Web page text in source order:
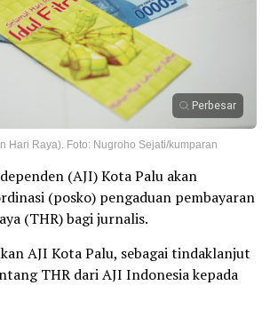
Perbesar
Hari Raya). Foto: Nugroho Sejati/kumparan
(AJI) Kota Palu akan
(posko) pengaduan pembayaran
(THR) bagi jurnalis.
AJI Kota Palu, sebagai tindaklanjut
THR dari AJI Indonesia kepada